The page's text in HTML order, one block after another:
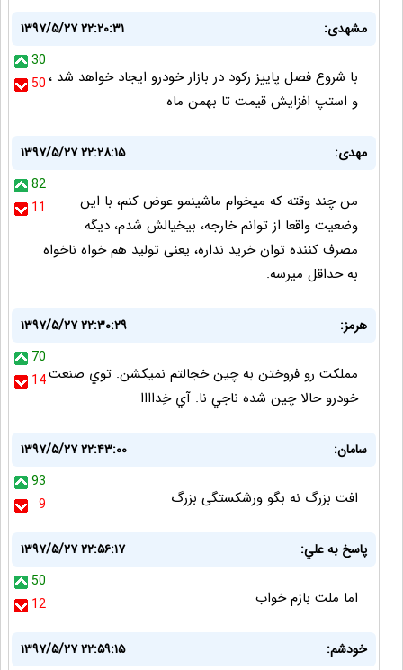
مشهدی:
۱۳۹۷/۵/۲۷ ۲۲:۲۰:۳۱
30
50با شروع فصل پاییز رکود در بازار خودرو ایجاد خواهد شد ،
و استپ افزایش قیمت تا بهمن ماه
مهدی:
۱۳۹۷/۵/۲۷ ۲۲:۲۸:۱۵
82
11
من چند وقته که میخوام ماشینمو عوض کنم، با این
وضعیت واقعا از توانم خارجه، بیخیالش شدم، دیگه
مصرف کننده توان خرید نداره، یعنی تولید هم خواه ناخواه
به حداقل میرسه.
هرمز:
۱۳۹۷/۵/۲۷ ۲۲:۳۰:۲۹
70
14مملكت رو فروختن به چين خجالتم نميكشن. توي صنعت
خودرو حالا چين شده ناجي نا. آي خِداااا
سامان:
۱۳۹۷/۵/۲۷ ۲۲:۴۳:۰۰
93
9
افت بزرگ نه بگو ورشکستگی بزرگ
پاسخ به علي:
۱۳۹۷/۵/۲۷ ۲۲:۵۶:۱۷
50
12
اما ملت بازم خواب
خودشم:
۱۳۹۷/۵/۲۷ ۲۲:۵۹:۱۵